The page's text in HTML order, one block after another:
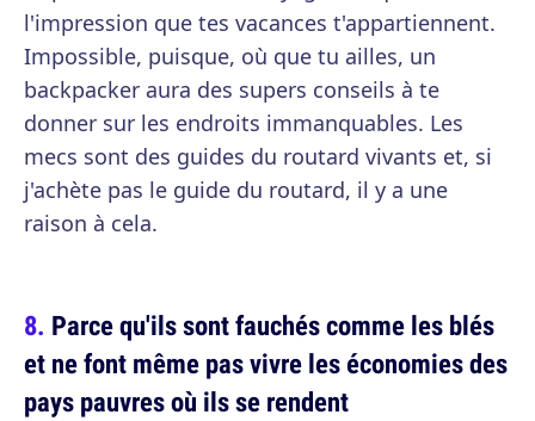
l'impression que tes vacances t'appartiennent.
Impossible, puisque, où que tu ailles, un
backpacker aura des supers conseils à te
donner sur les endroits immanquables. Les
mecs sont des guides du routard vivants et, si
j'achète pas le guide du routard, il y a une
raison à cela.
Parce qu'ils sont fauchés comme les blés
et ne font même pas vivre les économies des
pays pauvres où ils se rendent